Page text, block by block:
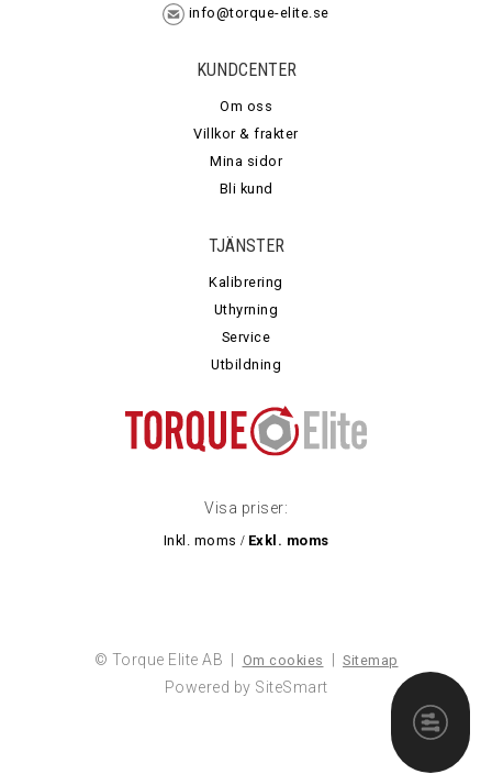
info@torque-elite.se
KUNDCENTER
Om oss
Villkor & frakter
Mina sidor
Bli kund
TJÄNSTER
Kalibrering
Uthyrning
Service
Utbildning
Visa priser:
Inkl. moms / Exkl. moms
© Torque Elite AB | Om cookies Sitemap
Powered by SiteSmart